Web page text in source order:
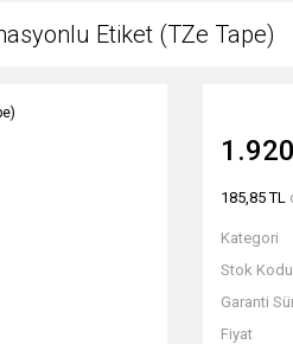
Etiket (TZe Tape)
185,85 TL
Kategori
Stok Kodu
Garanti
Fiyat